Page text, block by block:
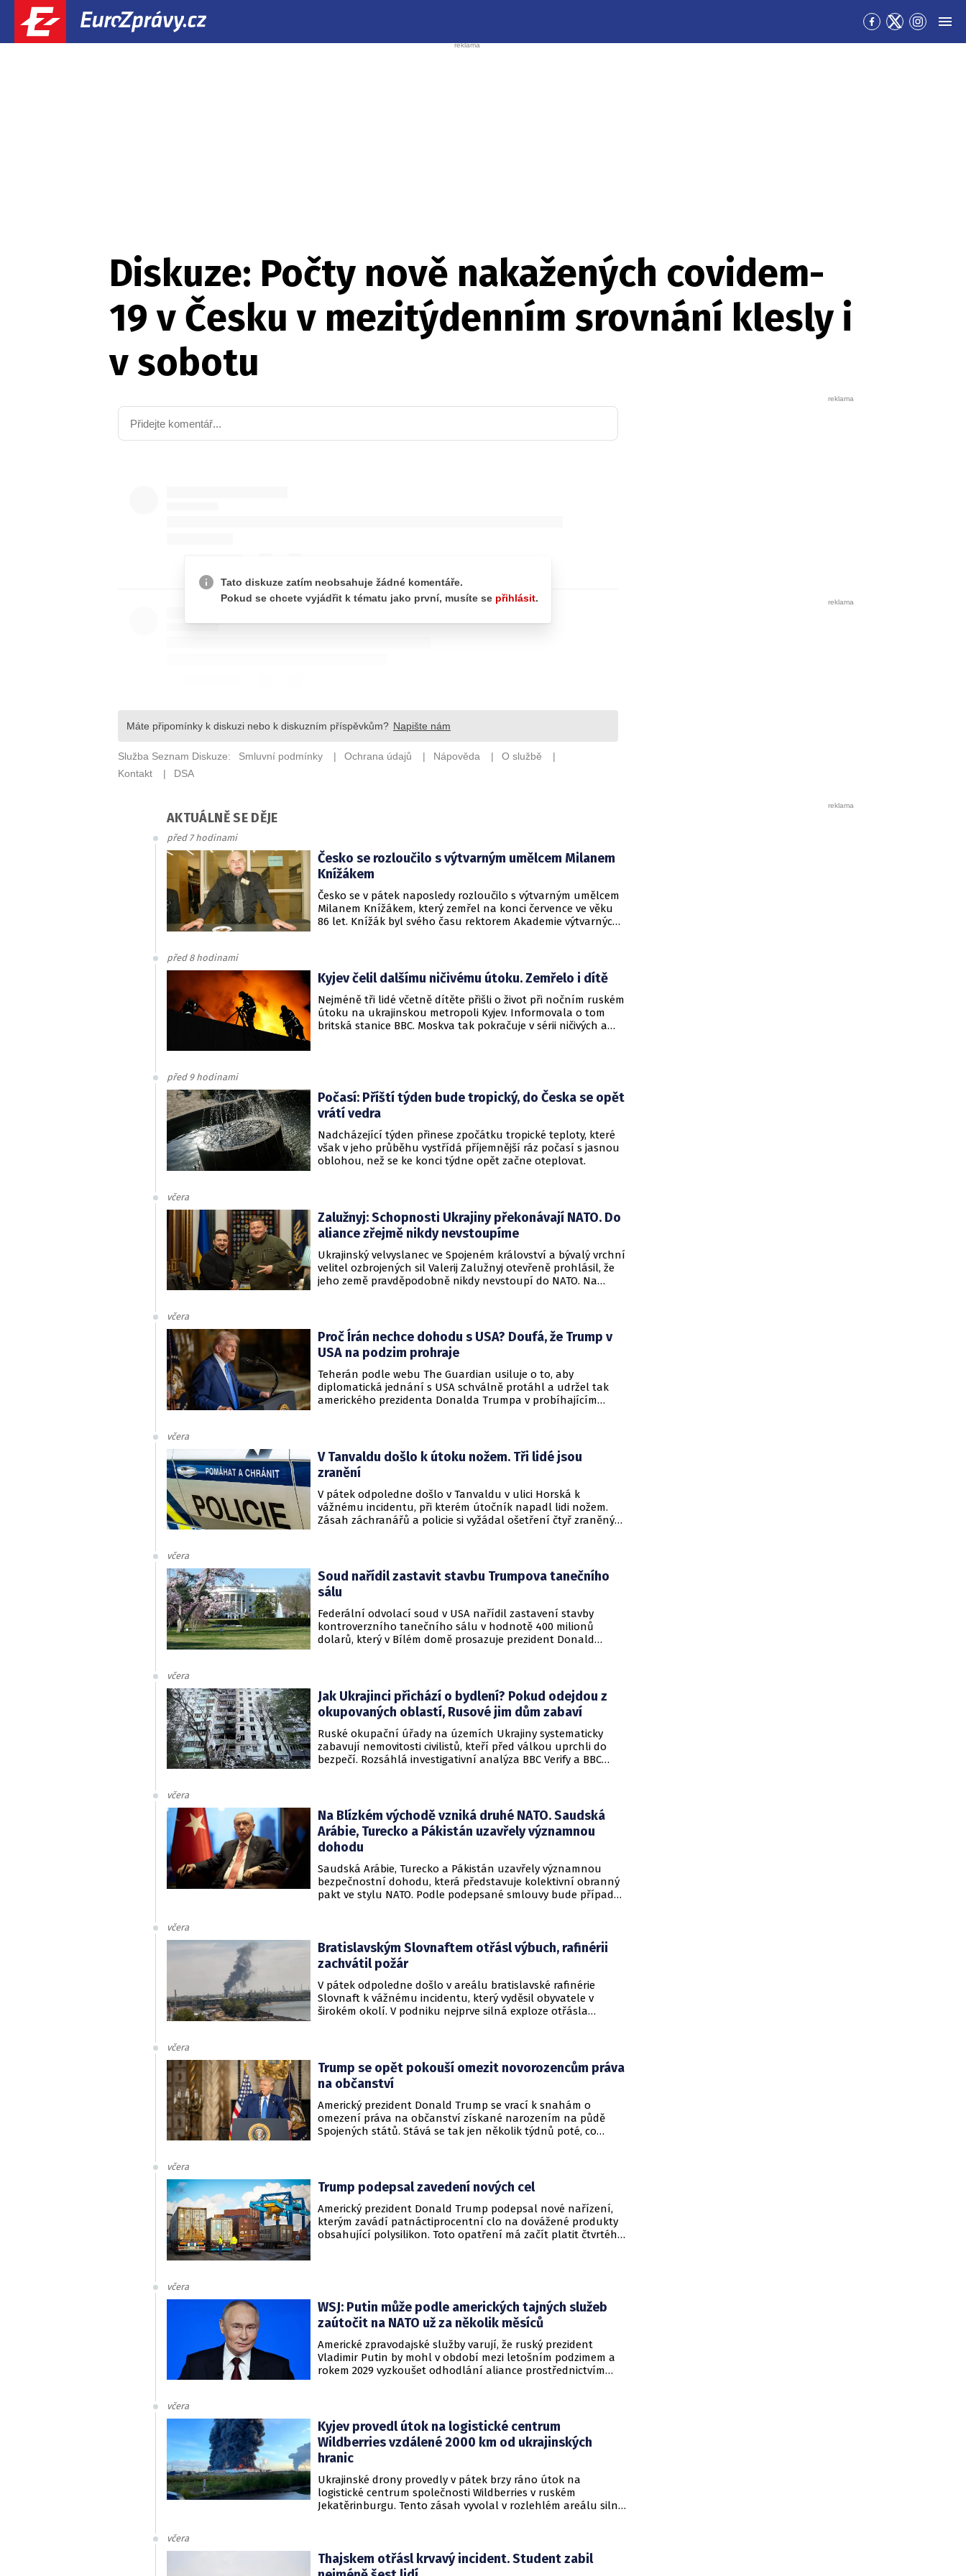
Přejít
na
Přejít
na
Přejít
na
Diskuze: Počty nově nakažených covidem-
19 v Česku v mezitýdenním srovnání klesly i
v sobotu
AKTUÁLNĚ SE DĚJE
před 7 hodinami
Česko se rozloučilo s výtvarným umělcem Milanem
Knížákem
Česko se v pátek naposledy rozloučilo s výtvarným umělcem
Milanem Knížákem, který zemřel na konci července ve věku
86 let. Knížák byl svého času rektorem Akademie výtvarných
před 8 hodinami
Kyjev čelil dalšímu ničivému útoku. Zemřelo i dítě
Nejméně tři lidé včetně dítěte přišli o život při nočním ruském
útoku na ukrajinskou metropoli Kyjev. Informovala o tom
britská stanice BBC. Moskva tak pokračuje v sérii ničivých a
před 9 hodinami
Počasí: Příští týden bude tropický, do Česka se opět
vrátí vedra
Nadcházející týden přinese zpočátku tropické teploty, které
však v jeho průběhu vystřídá příjemnější ráz počasí s jasnou
oblohou, než se ke konci týdne opět začne oteplovat.
včera
Zalužnyj: Schopnosti Ukrajiny překonávají NATO. Do
aliance zřejmě nikdy nevstoupíme
Ukrajinský velvyslanec ve Spojeném království a bývalý vrchní
velitel ozbrojených sil Valerij Zalužnyj otevřeně prohlásil, že
jeho země pravděpodobně nikdy nevstoupí do NATO. Na
nedosažitelné.
včera
Proč Írán nechce dohodu s USA? Doufá, že Trump v
USA na podzim prohraje
Teherán podle webu The Guardian usiluje o to, aby
diplomatická jednání s USA schválně protáhl a udržel tak
amerického prezidenta Donalda Trumpa v probíhajícím
rukojmími za prezidenta Jimmyho Cartera.
včera
V Tanvaldu došlo k útoku nožem. Tři lidé jsou
zranění
V pátek odpoledne došlo v Tanvaldu v ulici Horská k
vážnému incidentu, při kterém útočník napadl lidi nožem.
Zásah záchranářů a policie si vyžádal ošetření čtyř zraněných
včera
Soud nařídil zastavit stavbu Trumpova tanečního
sálu
Federální odvolací soud v USA nařídil zastavení stavby
kontroverzního tanečního sálu v hodnotě 400 milionů
dolarů, který v Bílém domě prosazuje prezident Donald
včera
Jak Ukrajinci přichází o bydlení? Pokud odejdou z
okupovaných oblastí, Rusové jim dům zabaví
Ruské okupační úřady na územích Ukrajiny systematicky
zabavují nemovitosti civilistů, kteří před válkou uprchli do
bezpečí. Rozsáhlá investigativní analýza BBC Verify a BBC
včera
Na Blízkém východě vzniká druhé NATO. Saudská
Arábie, Turecko a Pákistán uzavřely významnou
dohodu
Saudská Arábie, Turecko a Pákistán uzavřely významnou
bezpečnostní dohodu, která představuje kolektivní obranný
pakt ve stylu NATO. Podle podepsané smlouvy bude případný
včera
Bratislavským Slovnaftem otřásl výbuch, rafinérii
zachvátil požár
V pátek odpoledne došlo v areálu bratislavské rafinérie
Slovnaft k vážnému incidentu, který vyděsil obyvatele v
širokém okolí. V podniku nejprve silná exploze otřásla
včera
Trump se opět pokouší omezit novorozencům práva
na občanství
Americký prezident Donald Trump se vrací k snahám o
omezení práva na občanství získané narozením na půdě
Spojených států. Stává se tak jen několik týdnů poté, co
včera
Trump podepsal zavedení nových cel
Americký prezident Donald Trump podepsal nové nařízení,
kterým zavádí patnáctiprocentní clo na dovážené produkty
obsahující polysilikon. Toto opatření má začít platit čtvrtého
včera
WSJ: Putin může podle amerických tajných služeb
zaútočit na NATO už za několik měsíců
Americké zpravodajské služby varují, že ruský prezident
Vladimir Putin by mohl v období mezi letošním podzimem a
rokem 2029 vyzkoušet odhodlání aliance prostřednictvím
přicházejí v době, kdy Moskva čelí rostoucímu tlaku kvůli
situaci na ukrajinské frontě. Masivní škody, které ukrajinské
drony způsobují ruskému zázemí, totiž Kreml zahnaly do
kouta.
včera
Kyjev provedl útok na logistické centrum
Wildberries vzdálené 2000 km od ukrajinských
hranic
Ukrajinské drony provedly v pátek brzy ráno útok na
logistické centrum společnosti Wildberries v ruském
Jekatěrinburgu. Tento zásah vyvolal v rozlehlém areálu silný
RWB, který řídí veškeré logistické operace.
včera
Thajskem otřásl krvavý incident. Student zabil